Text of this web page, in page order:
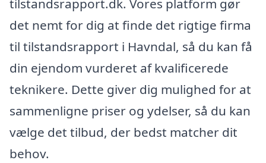
tilstandsrapport.dk. Vores platform gør
det nemt for dig at finde det rigtige firma
til tilstandsrapport i Havndal, så du kan få
din ejendom vurderet af kvalificerede
teknikere. Dette giver dig mulighed for at
sammenligne priser og ydelser, så du kan
vælge det tilbud, der bedst matcher dit
behov.